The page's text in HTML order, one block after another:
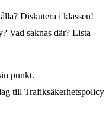
Diskutera i klassen!
Vad saknas där? Lista
punkt.
till Trafiksäkerhetspolicy